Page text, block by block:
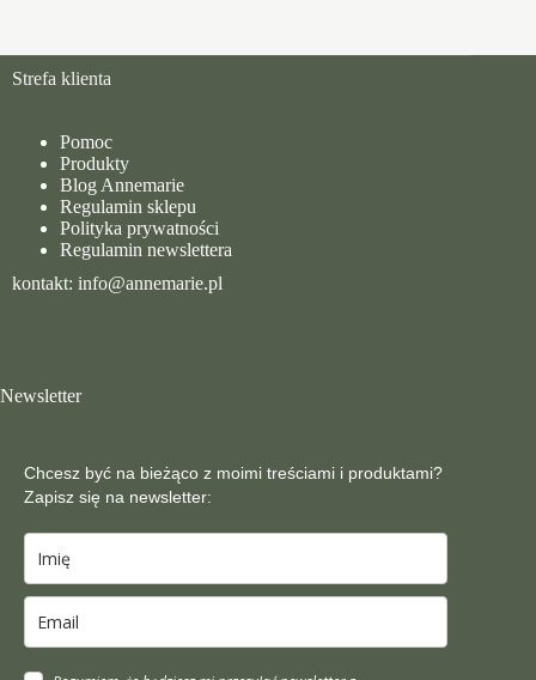
Strefa klienta
Pomoc
Produkty
Blog Annemarie
Regulamin sklepu
Polityka prywatności
Regulamin newslettera
kontakt: info@annemarie.pl
Newsletter
Chcesz być na bieżąco z moimi treściami i produktami?
Zapisz się na newsletter: